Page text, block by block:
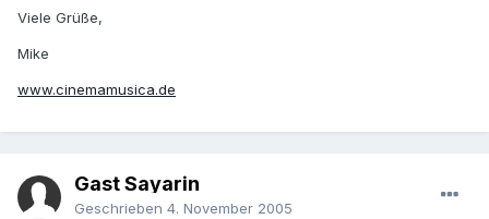
Viele Grüße,
Mike
www.cinemamusica.de
Gast Sayarin
Geschrieben 4. November 2005